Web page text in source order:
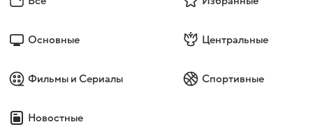
Основные Центральные
Фильмы и Сериалы Спортивные
Новостные